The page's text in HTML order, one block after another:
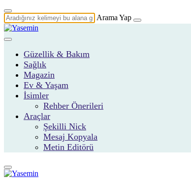
Arama Yap
Güzellik & Bakım
Sağlık
Magazin
Ev & Yaşam
İsimler
Rehber Önerileri
Araçlar
Şekilli Nick
Mesaj Kopyala
Metin Editörü